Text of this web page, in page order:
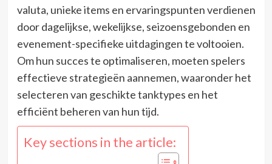
valuta, unieke items en ervaringspunten verdienen
door dagelijkse, wekelijkse, seizoensgebonden en
evenement-specifieke uitdagingen te voltooien.
Om hun succes te optimaliseren, moeten spelers
effectieve strategieën aannemen, waaronder het
selecteren van geschikte tanktypes en het
efficiënt beheren van hun tijd.
Key sections in the article: